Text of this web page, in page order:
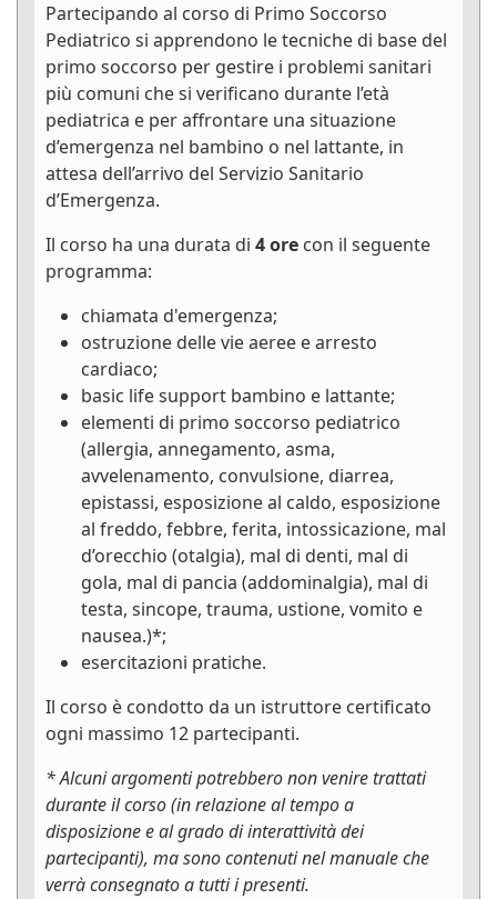
Partecipando al corso di Primo Soccorso
Pediatrico si apprendono le tecniche di base del
primo soccorso per gestire i problemi sanitari
più comuni che si verificano durante l’età
pediatrica e per affrontare una situazione
d’emergenza nel bambino o nel lattante, in
attesa dell’arrivo del Servizio Sanitario
d’Emergenza.
Il corso ha una durata di 4 ore con il seguente
programma:
chiamata d'emergenza;
ostruzione delle vie aeree e arresto
cardiaco;
basic life support bambino e lattante;
elementi di primo soccorso pediatrico
(allergia, annegamento, asma,
avvelenamento, convulsione, diarrea,
epistassi, esposizione al caldo, esposizione
al freddo, febbre, ferita, intossicazione, mal
d’orecchio (otalgia), mal di denti, mal di
gola, mal di pancia (addominalgia), mal di
testa, sincope, trauma, ustione, vomito e
nausea.)*;
esercitazioni pratiche.
Il corso è condotto da un istruttore certificato
ogni massimo 12 partecipanti.
* Alcuni argomenti potrebbero non venire trattati
durante il corso (in relazione al tempo a
disposizione e al grado di interattività dei
partecipanti), ma sono contenuti nel manuale che
verrà consegnato a tutti i presenti.